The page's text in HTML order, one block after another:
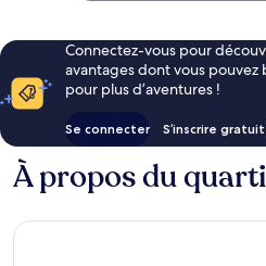
Connectez-vous pour
avantages dont vous pouvez
pour plus d’aventures !
Se connecter S’inscrire
À propos du